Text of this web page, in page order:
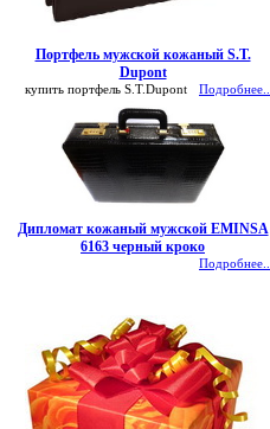
Портфель мужской кожаный S.T.
Dupont
купить портфель S.T.Dupont Подробнее...
Дипломат кожаный мужской EMINSA
6163 черный кроко
Подробнее...